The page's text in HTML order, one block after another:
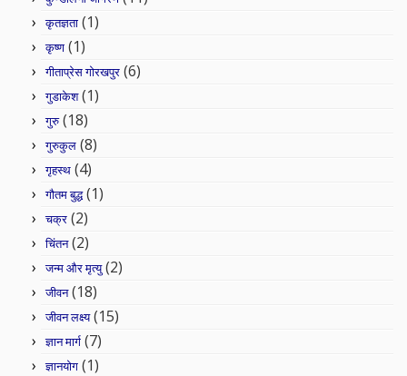
कृतज्ञता (1)
कृष्ण (1)
गीताप्रेस गोरखपुर (6)
गुडाकेश(1)
गुरु(18)
गुरुकुल (8)
गृहस्थ (4)
गौतम बुद्ध(1)
चक्र (2)
चिंतन(2)
जन्म और मृत्यु(2)
जीवन(18)
जीवन लक्ष्य(15)
ज्ञान मार्ग (7)
ज्ञानयोग (1)